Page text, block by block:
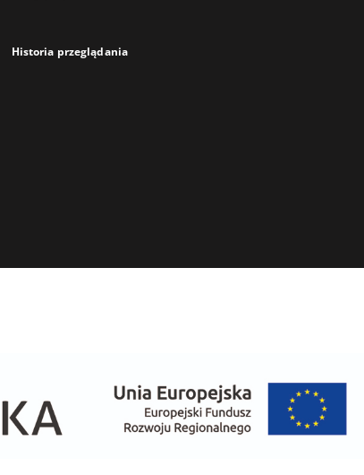
Historia przeglądania